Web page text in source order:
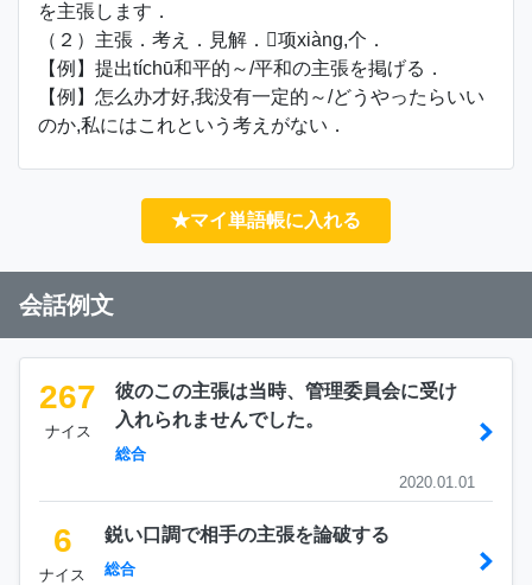
を主張します．
（２）主張．考え．見解．项xiàng,个．
【例】提出tíchū和平的～/平和の主張を掲げる．
【例】怎么办才好,我没有一定的～/どうやったらいい
のか,私にはこれという考えがない．
★マイ単語帳に入れる
会話例文
267
ナイス
彼のこの主張は当時、管理委員会に受け
入れられませんでした。
総合
2020.01.01
6
ナイス
鋭い口調で相手の主張を論破する
総合